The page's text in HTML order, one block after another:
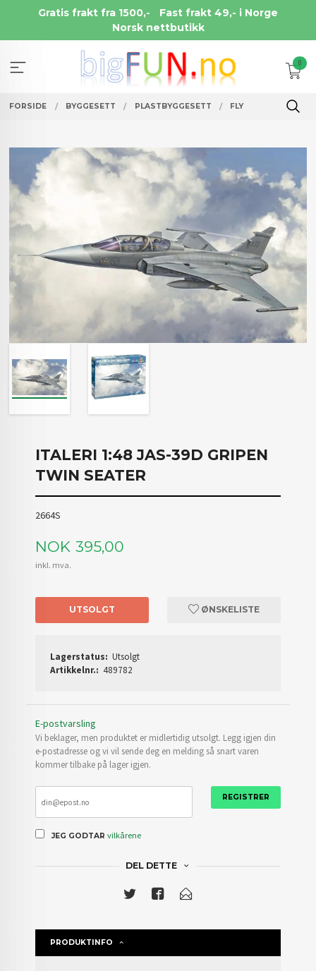
Gratis frakt fra 1500,-
Fast frakt 49,- i Norge
Norsk nettbutikk
0
FORSIDE BYGGESETT PLASTBYGGESETT FLY
ITALERI 1:48 JAS-39D GRIPEN
TWIN SEATER
2664S
Pris
NOK 395,00
inkl. mva.
UTSOLGT ØNSKELISTE
Lagerstatus: Utsolgt
Artikkelnr.: 489782
E-postvarsling
Vi beklager, men produktet er midlertidig utsolgt. Legg igjen din
e-postadresse og vi vil sende deg en melding så snart varen
kommer tilbake på lager igjen.
JEG GODTAR vilkårene
REGISTRER
DEL DETTE
PRODUKTINFO